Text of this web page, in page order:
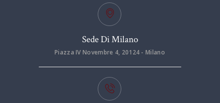
Sede Di Milano
Piazza IV Novembre 4, 20124 - Milano